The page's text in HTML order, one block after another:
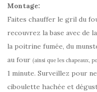
Montage:
Faites chauffer le gril du
recouvrez la base avec de
la poitrine fumée, du
au four (ainsi que les chapeaux,
1 minute. Surveillez pour
ciboulette hachée et